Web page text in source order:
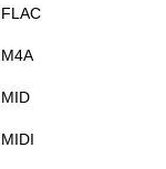
FLAC
M4A
MID
MIDI